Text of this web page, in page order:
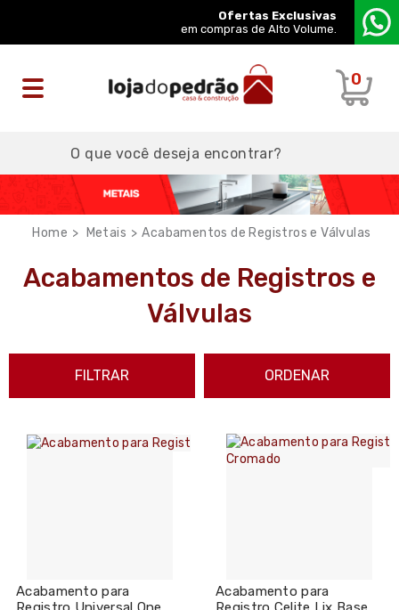
Ofertas Exclusivas
em compras de Alto Volume.
0
Metais Acabamentos de Registros e Válvulas
Acabamentos de Registros e
Válvulas
FILTRAR ORDENAR
Acabamento para
Acabamento para